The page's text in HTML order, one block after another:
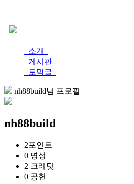
소개
게시판
토막글
nh88build님 프로필
nh88build
2포인트
0 명성
2 크레딧
0 공헌